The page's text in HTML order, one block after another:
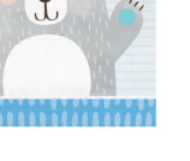
melkeinpä
teeman